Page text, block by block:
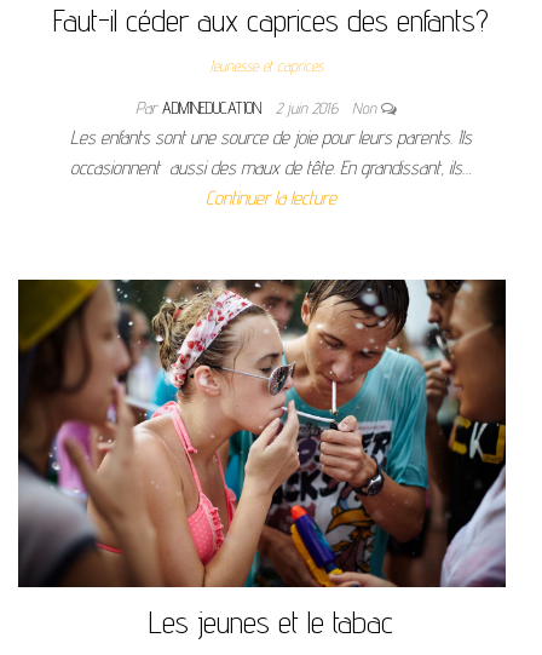
Faut-il céder aux caprices des enfants?
Jeunesse et caprices
ParADMINEDUCATION 2 juin 2016 Non
Les enfants sont une source de joie pour leurs parents. Ils
occasionnent aussi des maux de tête. En grandissant, ils…
Continuer la lecture
Les jeunes et le tabac